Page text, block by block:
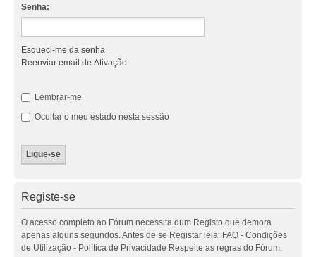
Senha:
Esqueci-me da senha
Reenviar email de Ativação
Lembrar-me
Ocultar o meu estado nesta sessão
Registe-se
O acesso completo ao Fórum necessita dum Registo que demora
apenas alguns segundos. Antes de se Registar leia: FAQ - Condições
de Utilização - Política de Privacidade Respeite as regras do Fórum.